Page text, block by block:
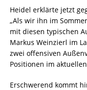
Heidel erklärte jetzt
„Als wir ihn im
mit diesen typischen
Markus Weinzierl im
zwei offensiven
Positionen im
Erschwerend kommt